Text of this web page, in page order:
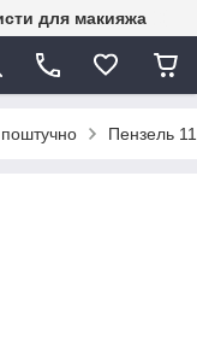
для макияжа
поштучно Пензель